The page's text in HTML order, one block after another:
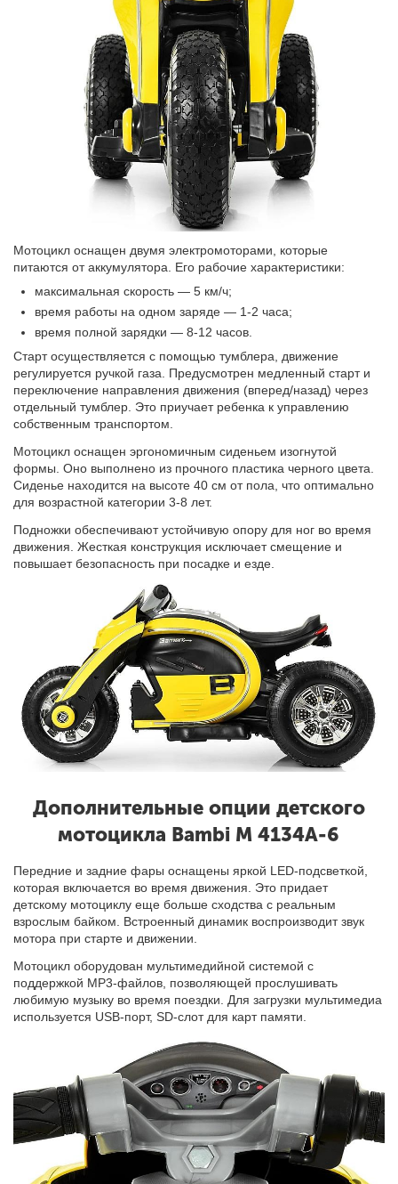
Мотоцикл оснащен двумя электромоторами, которые
питаются от аккумулятора. Его рабочие характеристики:
максимальная скорость — 5 км/ч;
время работы на одном заряде — 1-2 часа;
время полной зарядки — 8-12 часов.
Старт осуществляется с помощью тумблера, движение
регулируется ручкой газа. Предусмотрен медленный старт и
переключение направления движения (вперед/назад) через
отдельный тумблер. Это приучает ребенка к управлению
собственным транспортом.
Мотоцикл оснащен эргономичным сиденьем изогнутой
формы. Оно выполнено из прочного пластика черного цвета.
Сиденье находится на высоте 40 см от пола, что оптимально
для возрастной категории 3-8 лет.
Подножки обеспечивают устойчивую опору для ног во время
движения. Жесткая конструкция исключает смещение и
повышает безопасность при посадке и езде.
Дополнительные опции детского
мотоцикла Bambi M 4134A-6
Передние и задние фары оснащены яркой LED-подсветкой,
которая включается во время движения. Это придает
детскому мотоциклу еще больше сходства с реальным
взрослым байком. Встроенный динамик воспроизводит звук
мотора при старте и движении.
Мотоцикл оборудован мультимедийной системой с
поддержкой MP3-файлов, позволяющей прослушивать
любимую музыку во время поездки. Для загрузки мультимедиа
используется USB-порт, SD-слот для карт памяти.